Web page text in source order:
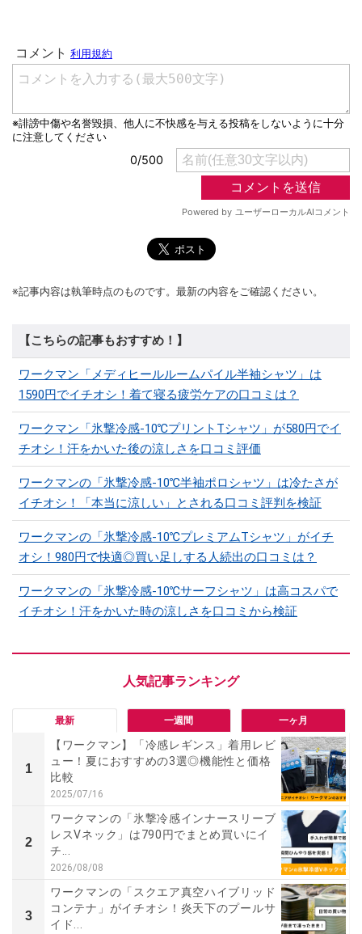
※記事内容は執筆時点のものです。最新の内容をご確認ください。
【こちらの記事もおすすめ！】
ワークマン「メディヒールルームパイル半袖シャツ」は
1590円でイチオシ！着て寝る疲労ケアの口コミは？
ワークマン「氷撃冷感-10℃プリントTシャツ」が580円でイ
チオシ！汗をかいた後の涼しさを口コミ評価
ワークマンの「氷撃冷感-10℃半袖ポロシャツ」は冷たさが
イチオシ！「本当に涼しい」とされる口コミ評判を検証
ワークマンの「氷撃冷感-10℃プレミアムTシャツ」がイチ
オシ！980円で快適◎買い足しする人続出の口コミは？
ワークマンの「氷撃冷感-10℃サーフシャツ」は高コスパで
イチオシ！汗をかいた時の涼しさを口コミから検証
最新 一週間 一ヶ月
1
【ワークマン】「冷感レギンス」着用レビ
ュー！夏におすすめの3選◎機能性と価格
比較
2025/07/16
2
ワークマンの「氷撃冷感インナースリーブ
レスVネック」は790円でまとめ買いにイ
チ...
2026/08/08
3
ワークマンの「スクエア真空ハイブリッド
コンテナ」がイチオシ！炎天下のプールサ
イド...